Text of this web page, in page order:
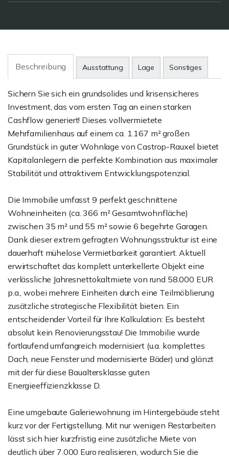
Beschreibung Ausstattung Lage Sonstiges
Sichern Sie sich ein grundsolides und krisensicheres
Investment, das vom ersten Tag an einen starken
Cashflow generiert! Dieses vollvermietete
Mehrfamilienhaus auf einem ca. 1.167 m² großen
Grundstück in guter Wohnlage von Castrop-Rauxel bietet
Kapitalanlegern die perfekte Kombination aus maximaler
Stabilität und attraktivem Entwicklungspotenzial.
Die Immobilie umfasst 9 perfekt geschnittene
Wohneinheiten (ca. 366 m² Gesamtwohnfläche)
zwischen 35 m² und 55 m² sowie 6 begehrte Garagen.
Dank dieser extrem gefragten Wohnungsstruktur ist eine
dauerhaft mühelose Vermietbarkeit garantiert. Aktuell
erwirtschaftet das komplett unterkellerte Objekt eine
verlässliche Jahresnettokaltmiete von rund 58.000 EUR
p.a., wobei mehrere Einheiten durch eine Teilmöblierung
zusätzliche strategische Flexibilität bieten. Ein
entscheidender Vorteil für Ihre Kalkulation: Es besteht
absolut kein Renovierungsstau! Die Immobilie wurde
fortlaufend umfangreich modernisiert (u.a. komplettes
Dach, neue Fenster und modernisierte Bäder) und glänzt
mit der für diese Baualtersklasse guten
Energieeffizienzklasse D.
Eine umgebaute Galeriewohnung im Hintergebäude steht
kurz vor der Fertigstellung. Mit nur wenigen Restarbeiten
lässt sich hier kurzfristig eine zusätzliche Miete von
deutlich über 7.000 Euro realisieren, wodurch Sie die